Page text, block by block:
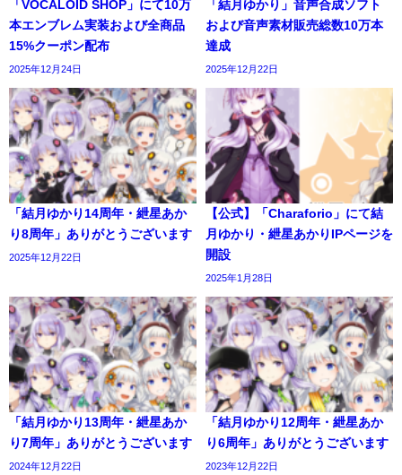
「VOCALOID SHOP」にて10万
本エンブレム実装および全商品
15%クーポン配布
2025年12月24日
「結月ゆかり」音声合成ソフト
および音声素材販売総数10万本
達成
2025年12月22日
「結月ゆかり14周年・紲星あか
り8周年」ありがとうございます
2025年12月22日
【公式】「Charaforio」にて結
月ゆかり・紲星あかりIPページを
開設
2025年1月28日
「結月ゆかり13周年・紲星あか
り7周年」ありがとうございます
2024年12月22日
「結月ゆかり12周年・紲星あか
り6周年」ありがとうございます
2023年12月22日